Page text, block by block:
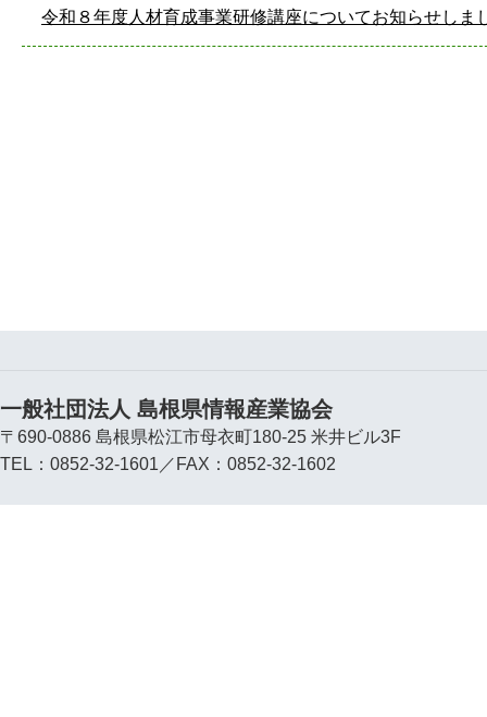
令和８年度人材育成事業研修講座についてお知らせしま
一般社団法人 島根県情報産業協会
〒690-0886 島根県松江市母衣町180-25 米井ビル3F
TEL：0852-32-1601／FAX：0852-32-1602